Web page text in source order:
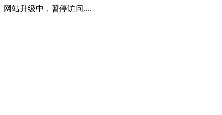
网站升级中，暂停访问....